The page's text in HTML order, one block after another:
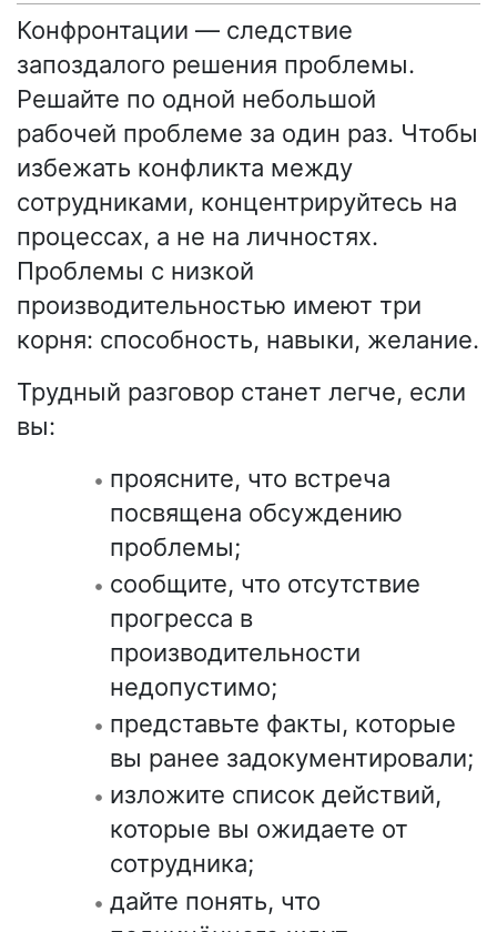
Конфронтации — следствие
запоздалого решения проблемы.
Решайте по одной небольшой
рабочей проблеме за один раз. Чтобы
избежать конфликта между
сотрудниками, концентрируйтесь на
процессах, а не на личностях.
Проблемы с низкой
производительностью имеют три
корня: способность, навыки, желание.
Трудный разговор станет легче, если
вы:
проясните, что встреча
посвящена обсуждению
проблемы;
сообщите, что отсутствие
прогресса в
производительности
недопустимо;
представьте факты, которые
вы ранее задокументировали;
изложите список действий,
которые вы ожидаете от
сотрудника;
дайте понять, что